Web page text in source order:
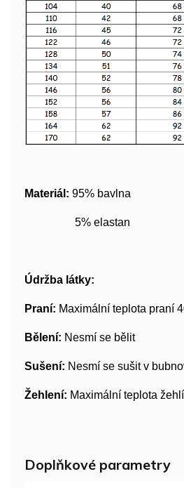
Materiál: 95% bavlna
5% elastan
Údržba látky:
Praní: Maximální teplota praní
Bělení: Nesmí se bělit
Sušení: Nesmí se sušit v
Žehlení: Maximální teplota
Doplňkové parametry